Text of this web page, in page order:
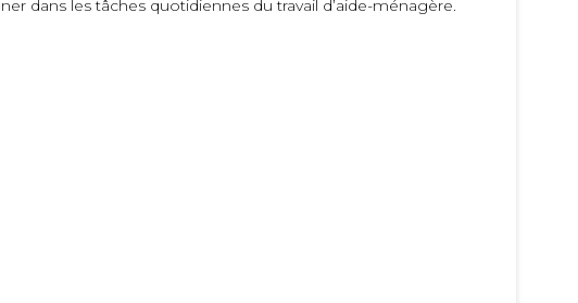
dans les tâches quotidiennes du travail d’aide-ménagère.